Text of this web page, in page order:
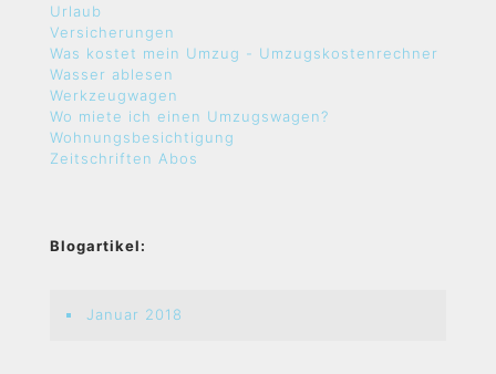
Urlaub
Versicherungen
Was kostet mein Umzug - Umzugskostenrechner
Wasser ablesen
Werkzeugwagen
Wo miete ich einen Umzugswagen?
Wohnungsbesichtigung
Zeitschriften Abos
Blogartikel:
Januar 2018